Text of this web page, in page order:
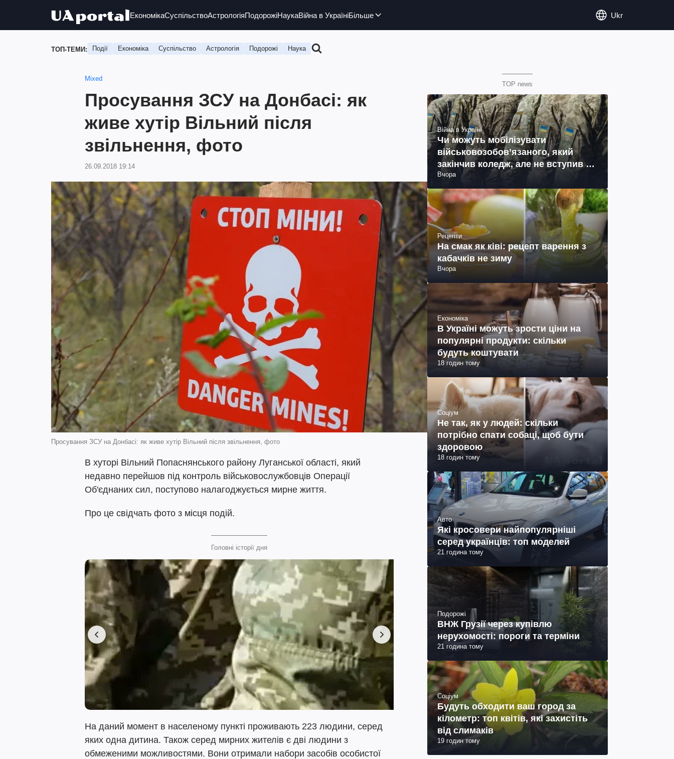
ЕкономікаСуспільствоАстрологіяПодорожіНаукаВійна в УкраїніБільше Ukr
ТОП-ТЕМИ: Події Економіка Суспільство Астрологія Подорожі Наука
Mixed
Просування ЗСУ на Донбасі: як
живе хутір Вільний після
звільнення, фото
26.09.2018 19:14
Просування ЗСУ на Донбасі: як живе хутір Вільний після звільнення, фото
В хуторі Вільний Попаснянського району Луганської області, який
недавно перейшов під контроль військовослужбовців Операції
Об'єднаних сил, поступово налагоджується мирне життя.
Про це свідчать фото з місця подій.
Головні історії дня
На даний момент в населеному пункті проживають 223 людини, серед
яких одна дитина. Також серед мирних жителів є дві людини з
обмеженими можливостями. Вони отримали набори засобів особистої
TOP news
Війна в Україні
Чи можуть мобілізувати
військовозобов’язаного, який
закінчив коледж, але не вступив у
виш: пояснення юриста
Вчора
Рецепти
На смак як ківі: рецепт варення з
кабачків не зиму
Вчора
Економіка
В Україні можуть зрости ціни на
популярні продукти: скільки
будуть коштувати
18 годин тому
Соціум
Не так, як у людей: скільки
потрібно спати собаці, щоб бути
здоровою
18 годин тому
Авто
Які кросовери найпопулярніші
серед українців: топ моделей
21 година тому
Подорожі
ВНЖ Грузії через купівлю
нерухомості: пороги та терміни
21 година тому
Соціум
Будуть обходити ваш город за
кілометр: топ квітів, які захистіть
від слимаків
19 годин тому